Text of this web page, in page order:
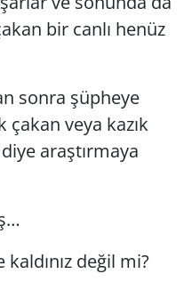
bir canlı henüz
sonra şüpheye
çakan veya kazık
araştırmaya
değil mi?